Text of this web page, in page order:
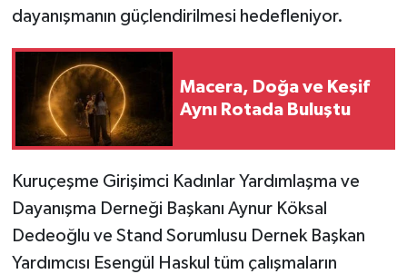
dayanışmanın güçlendirilmesi hedefleniyor.
Macera, Doğa ve Keşif
Aynı Rotada Buluştu
Kuruçeşme Girişimci Kadınlar Yardımlaşma ve
Dayanışma Derneği Başkanı Aynur Köksal
Dedeoğlu ve Stand Sorumlusu Dernek Başkan
Yardımcısı Esengül Haskul tüm çalışmaların